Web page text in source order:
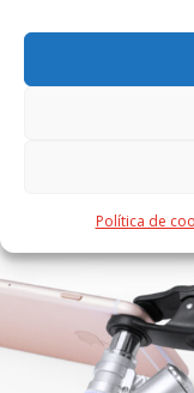
Política de
reduciendo así las